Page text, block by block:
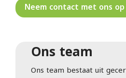
Neem contact met ons op
Ons team
Ons team bestaat uit